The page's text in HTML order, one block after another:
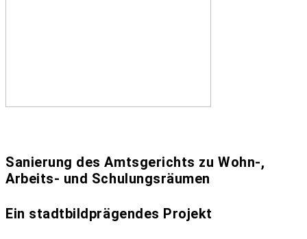
Sanierung des Amtsgerichts zu Wohn-,
Arbeits- und Schulungsräumen
Ein stadtbildprägendes Projekt